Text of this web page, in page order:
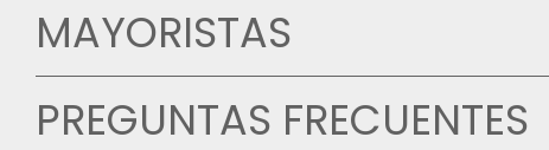
MAYORISTAS
PREGUNTAS FRECUENTES